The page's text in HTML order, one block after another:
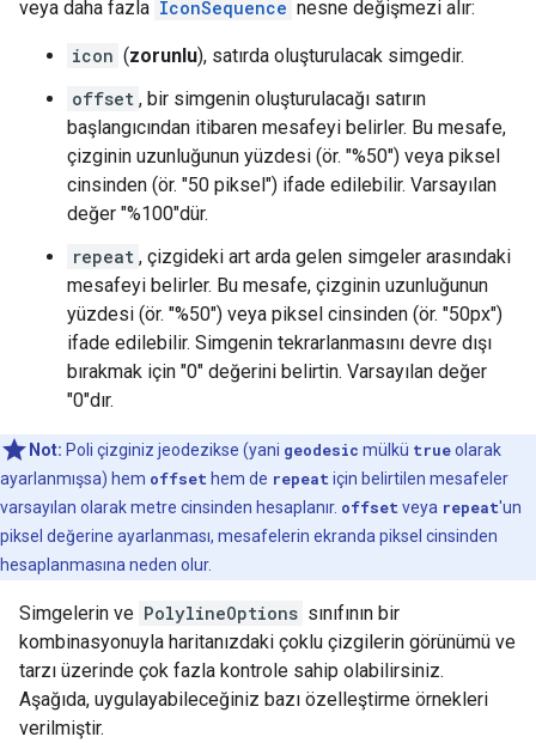
veya daha fazla IconSequence nesne değişmezi alır:
icon (zorunlu), satırda oluşturulacak simgedir.
offset , bir simgenin oluşturulacağı satırın
başlangıcından itibaren mesafeyi belirler. Bu mesafe,
çizginin uzunluğunun yüzdesi (ör. "%50") veya piksel
cinsinden (ör. "50 piksel") ifade edilebilir. Varsayılan
değer "%100"dür.
repeat , çizgideki art arda gelen simgeler arasındaki
mesafeyi belirler. Bu mesafe, çizginin uzunluğunun
yüzdesi (ör. "%50") veya piksel cinsinden (ör. "50px")
ifade edilebilir. Simgenin tekrarlanmasını devre dışı
bırakmak için "0" değerini belirtin. Varsayılan değer
"0"dır.
Not: Poli çizginiz jeodezikse (yani geodesic mülkü trueolarak
ayarlanmışsa) hem offset hem de repeatiçin belirtilen mesafeler
varsayılan olarak metre cinsinden hesaplanır. offsetveya repeat'un
piksel değerine ayarlanması, mesafelerin ekranda piksel cinsinden
hesaplanmasına neden olur.
Simgelerin ve PolylineOptions sınıfının bir
kombinasyonuyla haritanızdaki çoklu çizgilerin görünümü ve
tarzı üzerinde çok fazla kontrole sahip olabilirsiniz.
Aşağıda, uygulayabileceğiniz bazı özelleştirme örnekleri
verilmiştir.